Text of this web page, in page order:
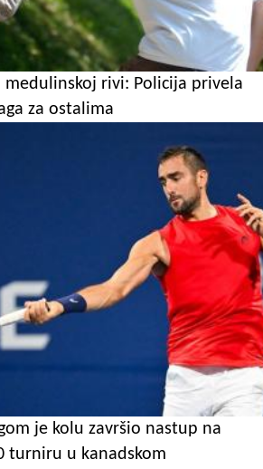
medulinskoj rivi: Policija privela
za ostalima
je kolu završio nastup na
turniru u kanadskom